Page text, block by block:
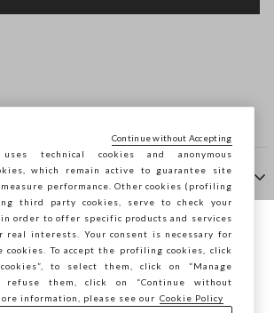
na STEFANEL Portugal,
a sua localização?
technical cookies and anonymous
which remain active to guarantee site
performance. Other cookies (profiling
third party cookies, serve to check your
order to offer specific products and services
interests. Your consent is necessary for
To accept the profiling cookies, click
to select them, click on “Manage
refuse them, click on “Continue without
information, please see our Cookie Policy
Continue without Accepting